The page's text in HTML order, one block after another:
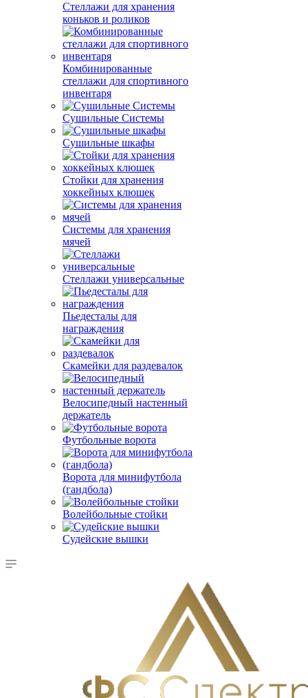
Стеллажи для хранения
коньков и роликов
Комбинированные
стеллажи для спортивного
инвентаря
Сушильные Системы
Сушильные шкафы
Стойки для хранения
хоккейных клюшек
Системы для хранения
мячей
Стеллажи универсальные
Пьедесталы для
награждения
Скамейки для раздевалок
Велосипедный настенный
держатель
Футбольные ворота
Ворота для минифутбола
(гандбола)
Волейбольные стойки
Судейские вышки